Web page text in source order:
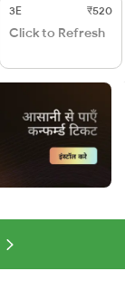
3E ₹520
Click to Refresh